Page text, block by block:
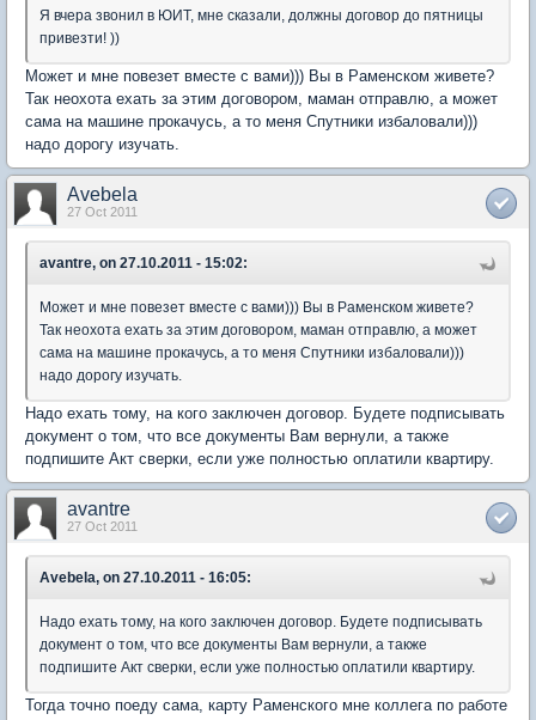
Я вчера звонил в ЮИТ, мне сказали, должны договор до пятницы
привезти! ))
Может и мне повезет вместе с вами))) Вы в Раменском живете?
Так неохота ехать за этим договором, маман отправлю, а может
сама на машине прокачусь, а то меня Спутники избаловали)))
надо дорогу изучать.
Avebela
27 Oct 2011
avantre, on 27.10.2011 - 15:02:
Может и мне повезет вместе с вами))) Вы в Раменском живете?
Так неохота ехать за этим договором, маман отправлю, а может
сама на машине прокачусь, а то меня Спутники избаловали)))
надо дорогу изучать.
Надо ехать тому, на кого заключен договор. Будете подписывать
документ о том, что все документы Вам вернули, а также
подпишите Акт сверки, если уже полностью оплатили квартиру.
avantre
27 Oct 2011
Avebela, on 27.10.2011 - 16:05:
Надо ехать тому, на кого заключен договор. Будете подписывать
документ о том, что все документы Вам вернули, а также
подпишите Акт сверки, если уже полностью оплатили квартиру.
Тогда точно поеду сама, карту Раменского мне коллега по работе